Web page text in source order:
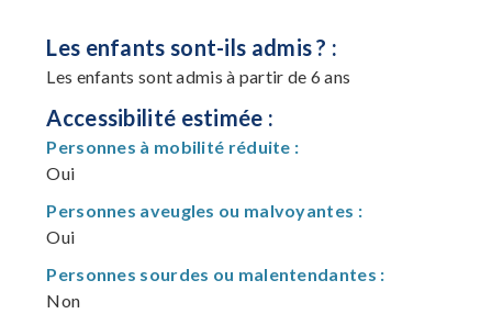
Les enfants sont-ils admis ? :
Les enfants sont admis à partir de 6 ans
Accessibilité estimée :
Personnes à mobilité réduite :
Oui
Personnes aveugles ou malvoyantes :
Oui
Personnes sourdes ou malentendantes :
Non